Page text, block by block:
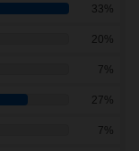
33%
20%
7%
27%
7%